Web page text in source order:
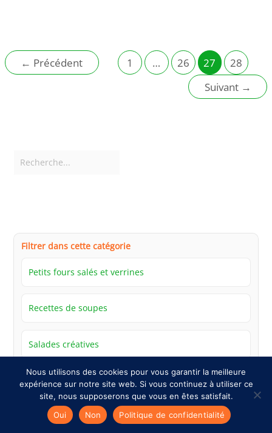
← Précédent 1 … 26 27
28
Suivant →
Filtrer dans cette catégorie
Petits fours salés et verrines
Recettes de soupes
Salades créatives
Tapas et antipasti
Tartinades maison
Nous utilisons des cookies pour vous garantir la meilleure
expérience sur notre site web. Si vous continuez à utiliser ce
site, nous supposerons que vous en êtes satisfait.
Oui
Non Politique de confidentialité